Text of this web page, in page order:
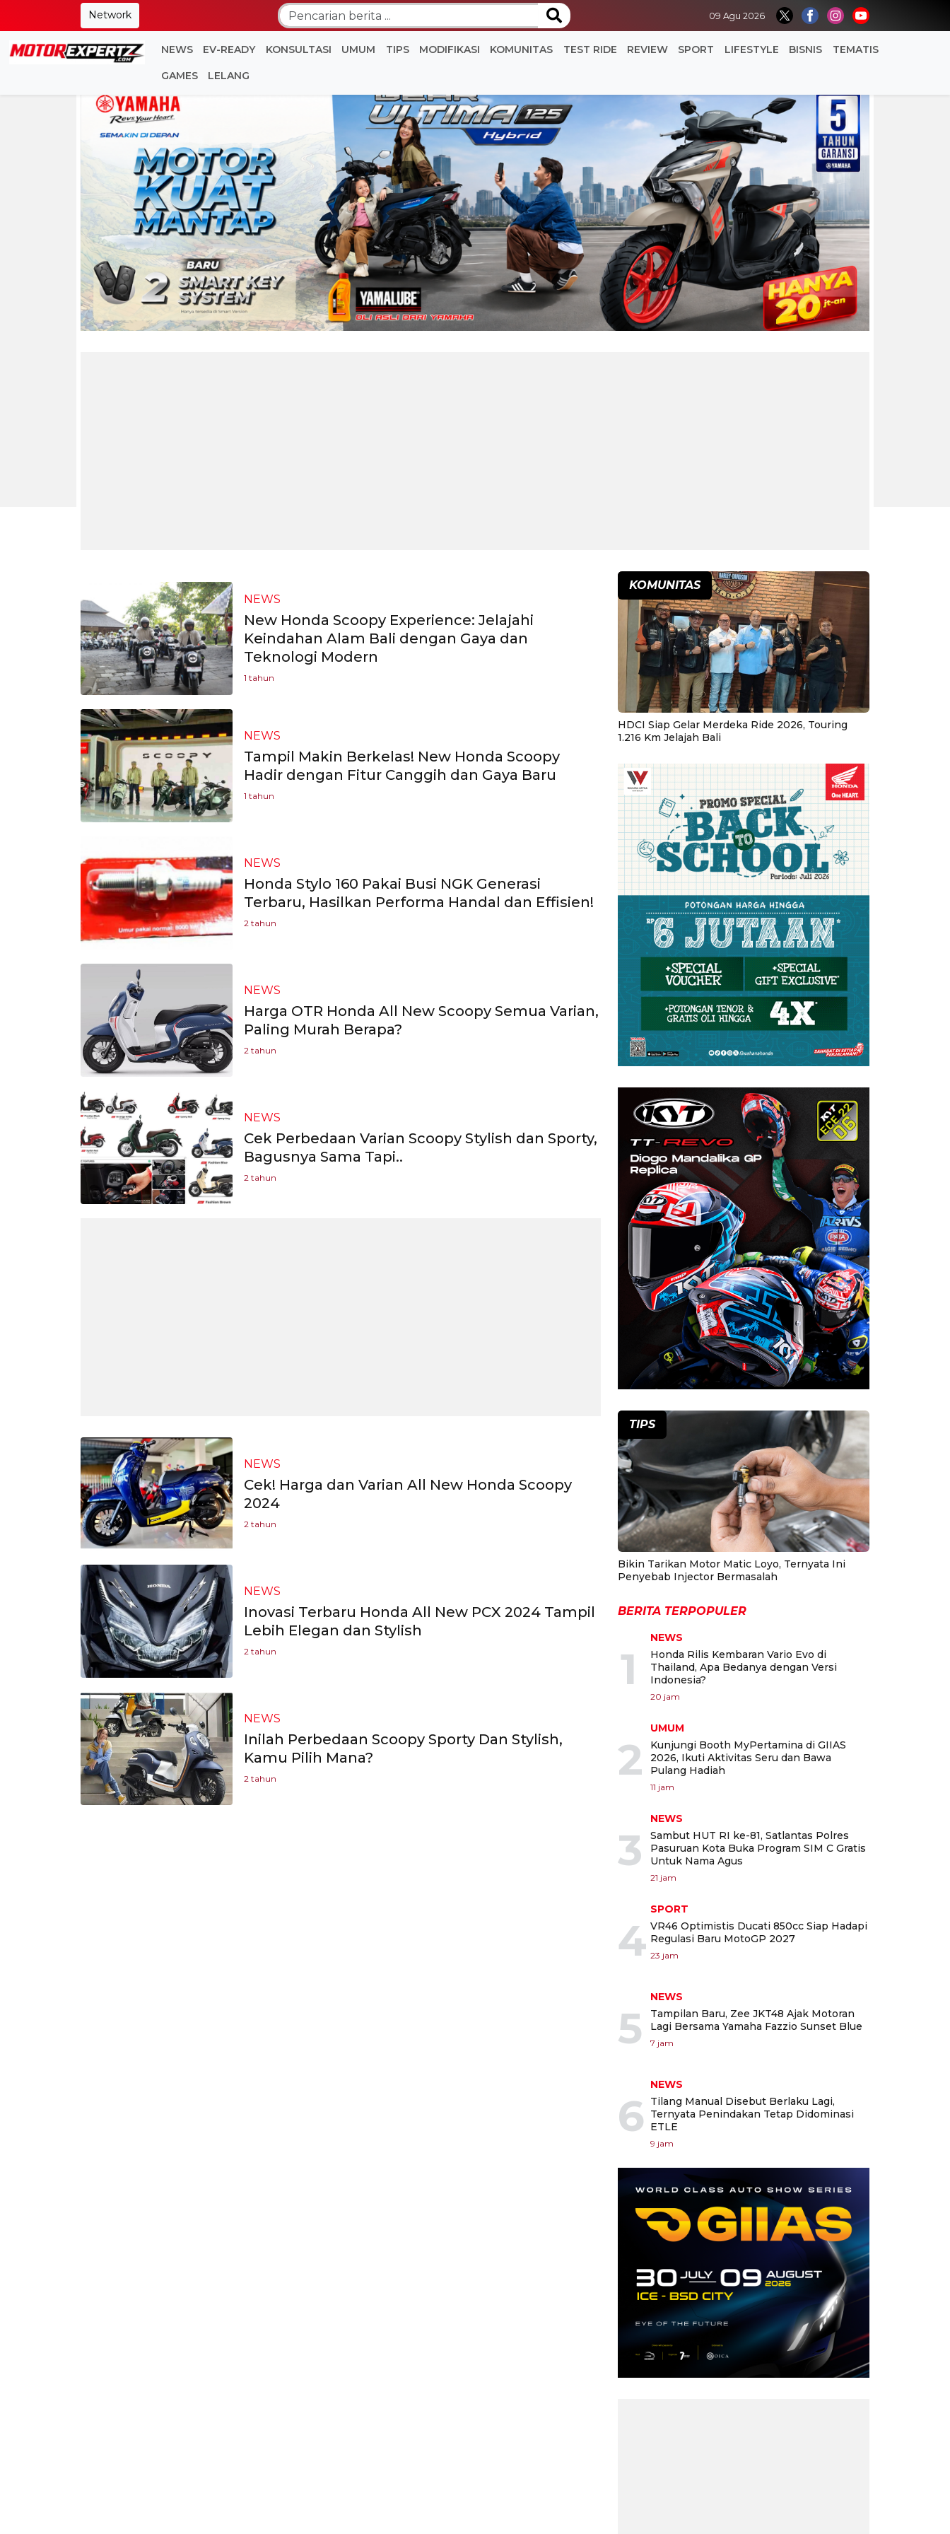
Network 09 Agu 2026
NEWS EV-READY KONSULTASI UMUM TIPS MODIFIKASI KOMUNITAS TEST RIDE REVIEW SPORT LIFESTYLE BISNIS TEMATIS
GAMES LELANG
NEWS
New Honda Scoopy Experience: Jelajahi
Keindahan Alam Bali dengan Gaya dan
Teknologi Modern
1 tahun
NEWS
Tampil Makin Berkelas! New Honda Scoopy
Hadir dengan Fitur Canggih dan Gaya Baru
1 tahun
NEWS
Honda Stylo 160 Pakai Busi NGK Generasi
Terbaru, Hasilkan Performa Handal dan Effisien!
2 tahun
NEWS
Harga OTR Honda All New Scoopy Semua Varian,
Paling Murah Berapa?
2 tahun
NEWS
Cek Perbedaan Varian Scoopy Stylish dan Sporty,
Bagusnya Sama Tapi..
2 tahun
NEWS
Cek! Harga dan Varian All New Honda Scoopy
2024
2 tahun
NEWS
Inovasi Terbaru Honda All New PCX 2024 Tampil
Lebih Elegan dan Stylish
2 tahun
NEWS
Inilah Perbedaan Scoopy Sporty Dan Stylish,
Kamu Pilih Mana?
2 tahun
KOMUNITAS
HDCI Siap Gelar Merdeka Ride 2026, Touring
1.216 Km Jelajah Bali
TIPS
Bikin Tarikan Motor Matic Loyo, Ternyata Ini
Penyebab Injector Bermasalah
BERITA TERPOPULER
1
NEWS
Honda Rilis Kembaran Vario Evo di
Thailand, Apa Bedanya dengan Versi
Indonesia?
20 jam
2
UMUM
Kunjungi Booth MyPertamina di GIIAS
2026, Ikuti Aktivitas Seru dan Bawa
Pulang Hadiah
11 jam
3
NEWS
Sambut HUT RI ke-81, Satlantas Polres
Pasuruan Kota Buka Program SIM C Gratis
Untuk Nama Agus
21 jam
4
SPORT
VR46 Optimistis Ducati 850cc Siap Hadapi
Regulasi Baru MotoGP 2027
23 jam
5
NEWS
Tampilan Baru, Zee JKT48 Ajak Motoran
Lagi Bersama Yamaha Fazzio Sunset Blue
7 jam
6
NEWS
Tilang Manual Disebut Berlaku Lagi,
Ternyata Penindakan Tetap Didominasi
ETLE
9 jam